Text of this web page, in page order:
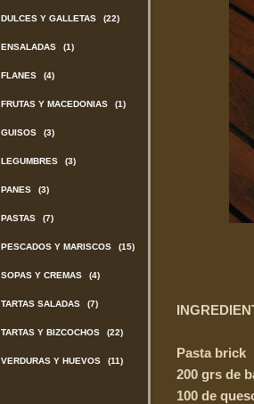
DULCES Y GALLETAS (22)
ENSALADAS (1)
FLANES (4)
FRUTAS Y MACEDONIAS (1)
GUISOS (3)
LEGUMBRES (3)
PANES (3)
PASTAS (7)
PESCADOS Y MARISCOS (15)
SOPAS Y CREMAS (4)
TARTAS SALADAS (7)
TARTAS Y BIZCOCHOS (22)
VERDURAS Y HUEVOS (11)
Pasta brick
200 grs de
100 de